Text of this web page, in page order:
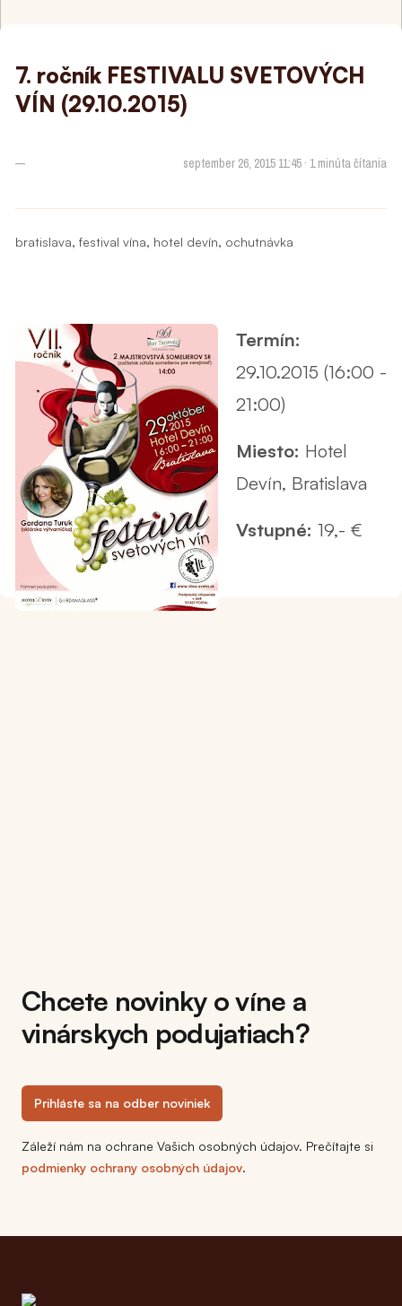
7. ročník FESTIVALU SVETOVÝCH
VÍN (29.10.2015)
— september 26, 2015 11:45 · 1 minúta čítania
bratislava, festival vína, hotel devín, ochutnávka
Termín:
29.10.2015 (16:00 -
21:00)
Miesto: Hotel
Devín, Bratislava
Vstupné: 19,- €
Chcete novinky o víne a
vinárskych podujatiach?
Prihláste sa na odber noviniek
Záleží nám na ochrane Vašich osobných údajov. Prečítajte si
podmienky ochrany osobných údajov.